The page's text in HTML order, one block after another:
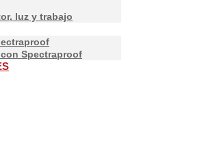
luz y trabajo
Spectraproof
- ¡Su compañero definitivo
en la representación digital del
Limpiar